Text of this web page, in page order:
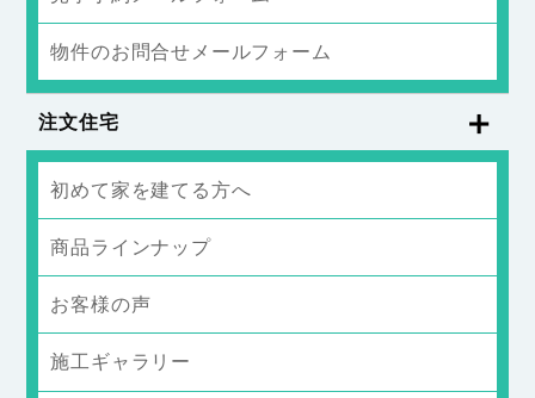
物件のお問合せメールフォーム
注文住宅
初めて家を建てる方へ
商品ラインナップ
お客様の声
施工ギャラリー